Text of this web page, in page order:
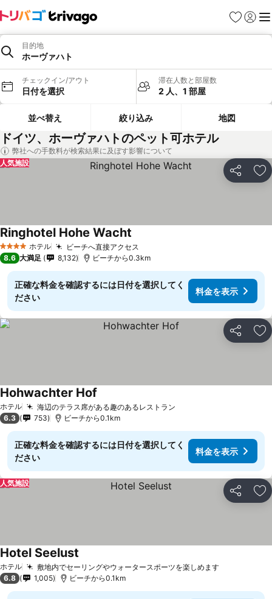
お気に入り
ログイ
メ
目的地
ホーヴァハト
チェックイン/アウト
日付を選択
滞在人数と部屋数
2 人、1 部屋
並べ替え 絞り込み 地図
ドイツ、ホーヴァハトのペット可ホテル
弊社への手数料が検索結果に及ぼす影響について
シェア お
人気施設
4 ホテルのランク
ホテル ビーチへ直接アクセス
Ringhotel Hohe Wacht
8.6 大満足 8,132 ビーチから0.3km
正確な料金を確認するには日付を選択してく
ださい
料金を表示
シェア お
ホテル 海辺のテラス席がある趣のあるレストラン
Hohwachter Hof
6.3 753 ビーチから0.1km
正確な料金を確認するには日付を選択してく
ださい
料金を表示
シェア お
人気施設
ホテル 敷地内でセーリングやウォータースポーツを楽しめます
Hotel Seelust
6.8 1,005 ビーチから0.1km